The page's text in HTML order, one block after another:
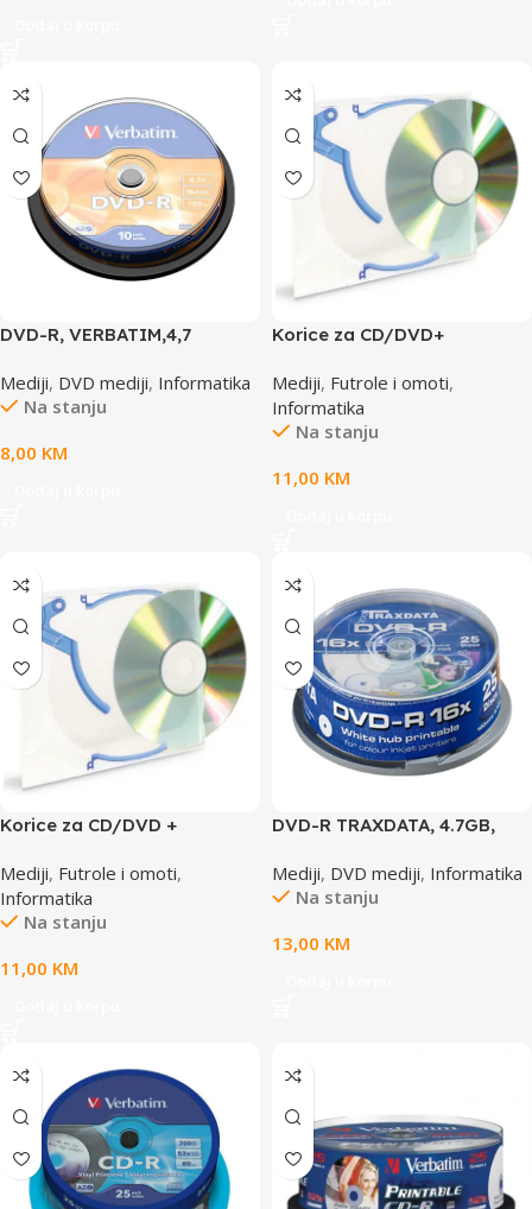
DVD-R, VERBATIM,4,7
SILVER.43523
Mediji, DVD mediji, Informatika
Na stanju
8,00 KM
Korice za CD/DVD+
INTENSO
Mediji, Futrole i omoti,
Informatika
Na stanju
11,00 KM
Korice za CD/DVD +
INTENSO
Mediji, Futrole i omoti,
Informatika
Na stanju
11,00 KM
DVD-R TRAXDATA, 4.7GB,
printable,white
Mediji, DVD mediji, Informatika
Na stanju
13,00 KM